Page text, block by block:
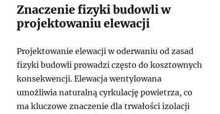
Znaczenie fizyki budowli w
projektowaniu elewacji
Projektowanie elewacji w oderwaniu od zasad
fizyki budowli prowadzi często do kosztownych
konsekwencji. Elewacja wentylowana
umożliwia naturalną cyrkulację powietrza, co
ma kluczowe znaczenie dla trwałości izolacji